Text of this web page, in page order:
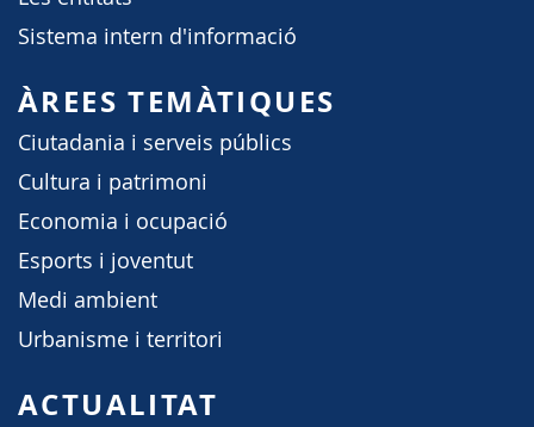
Sistema intern d'informació
ÀREES TEMÀTIQUES
Ciutadania i serveis públics
Cultura i patrimoni
Economia i ocupació
Esports i joventut
Medi ambient
Urbanisme i territori
ACTUALITAT